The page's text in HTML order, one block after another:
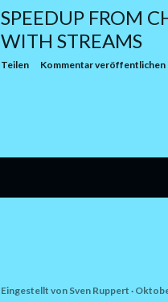
SPEEDUP FROM
WITH STREAMS
Teilen Kommentar veröffentlichen
Eingestellt von Sven Ruppert